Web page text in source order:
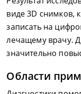
виде 3D снимков,
записать на
лечащему врачу.
значительно
Области